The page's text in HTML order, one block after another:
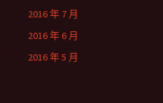
2016 年 7 月
2016 年 6 月
2016 年 5 月